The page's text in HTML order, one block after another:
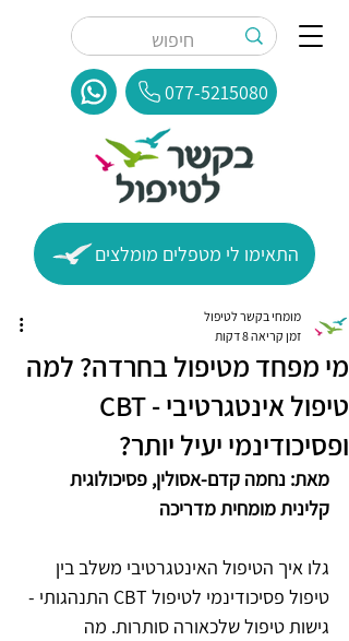
077-5215080
התאימו לי מטפלים מומלצים
מי מפחד מטיפול בחרדה? למה
טיפול אינטגרטיבי - CBT
ופסיכודינמי יעיל יותר?
מומחי בקשר לטיפול
זמן קריאה 8 דקות
מאת: נחמה קדם-אסולין, פסיכולוגית
קלינית מומחית מדריכה
גלו איך הטיפול האינטגרטיבי משלב בין
טיפול פסיכודינמי לטיפול CBT התנהגותי -
גישות טיפול שלכאורה סותרות. מה